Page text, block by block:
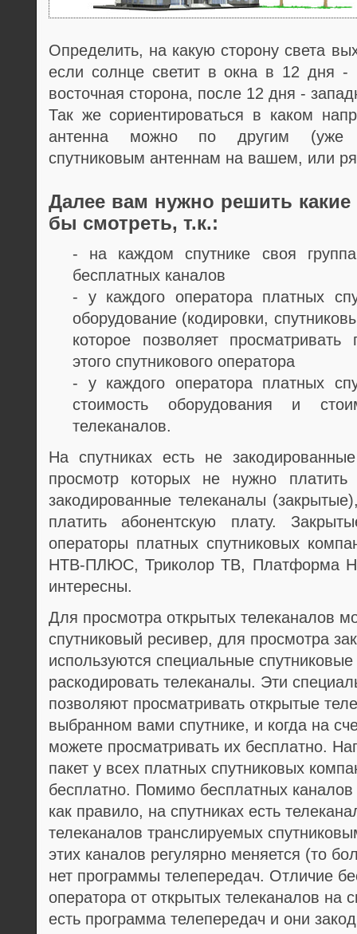
Определить, на какую сторону света
если солнце светит в окна в 12 дня
восточная сторона, после 12 дня -
Так же сориентироваться в каком
антенна можно по другим (уже
спутниковым антеннам на вашем, или
Далее вам нужно решить
бы смотреть, т.к.:
- на каждом спутнике своя
бесплатных каналов
- у каждого оператора платных
оборудование (кодировки,
которое позволяет
этого спутникового оператора
- у каждого оператора платных
стоимость оборудования и
телеканалов.
На спутниках есть не
просмотр которых не нужно
закодированные телеканалы
платить абонентскую плату.
операторы платных спутниковых
НТВ-ПЛЮС, Триколор ТВ, Платформа
интересны.
Для просмотра открытых телеканалов
спутниковый ресивер, для просмотра
используются специальные
раскодировать телеканалы. Эти
позволяют просматривать открытые
выбранном вами спутнике, и когда на
можете просматривать их бесплатно.
пакет у всех платных спутниковых
бесплатно. Помимо бесплатных
как правило, на спутниках есть
телеканалов транслируемых
этих каналов регулярно меняется (то
нет программы телепередач. Отличие
оператора от открытых телеканалов на
есть программа телепередач и они